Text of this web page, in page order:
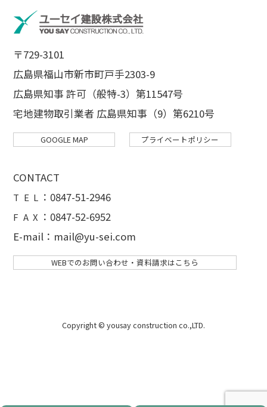
〒729-3101
広島県福山市新市町戸手2303-9
広島県知事 許可（般特-3）第11547号
宅地建物取引業者 広島県知事（9）第6210号
GOOGLE MAP プライベートポリシー
CONTACT
T E L ： 0847-51-2946
F A X ：0847-52-6952
E-mail：mail@yu-sei.com
WEBでのお問い合わせ・資料請求はこちら
Copyright © yousay construction co.,LTD.